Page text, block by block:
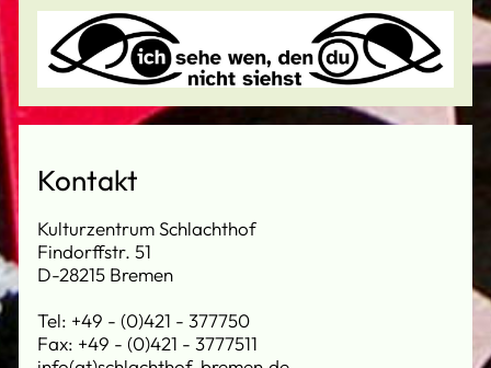
Kontakt
Kulturzentrum Schlachthof
Findorffstr. 51
D-28215 Bremen
Tel: +49 - (0)421 - 377750
Fax: +49 - (0)421 - 3777511